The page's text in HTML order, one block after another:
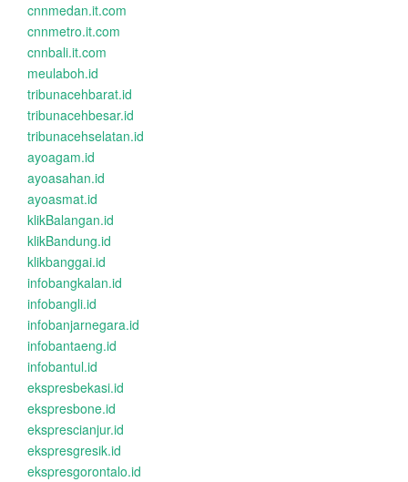
cnnmedan.it.com
cnnmetro.it.com
cnnbali.it.com
meulaboh.id
tribunacehbarat.id
tribunacehbesar.id
tribunacehselatan.id
ayoagam.id
ayoasahan.id
ayoasmat.id
klikBalangan.id
klikBandung.id
klikbanggai.id
infobangkalan.id
infobangli.id
infobanjarnegara.id
infobantaeng.id
infobantul.id
ekspresbekasi.id
ekspresbone.id
eksprescianjur.id
ekspresgresik.id
ekspresgorontalo.id